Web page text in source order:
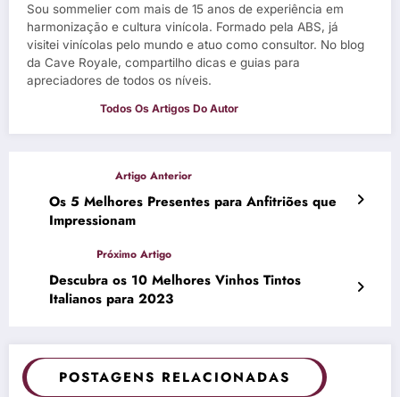
Sou sommelier com mais de 15 anos de experiência em
harmonização e cultura vinícola. Formado pela ABS, já
visitei vinícolas pelo mundo e atuo como consultor. No blog
da Cave Royale, compartilho dicas e guias para
apreciadores de todos os níveis.
Os 5 Melhores Presentes para Anfitriões que
Impressionam
Descubra os 10 Melhores Vinhos Tintos
Italianos para 2023
POSTAGENS RELACIONADAS